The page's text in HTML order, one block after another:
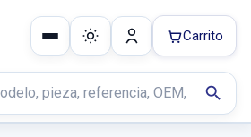
search
Carrito